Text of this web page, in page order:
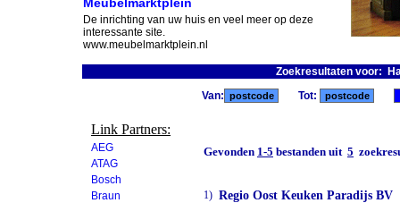
De inrichting van uw huis en veel meer op deze
interessante site.
www.meubelmarktplein.nl
Zoekresultaten voor:
Link Partners:
AEG
ATAG
Bosch
Braun
Van: Tot:
Gevonden 1-5 bestanden uit 5
1) Regio Oost Keuken Paradijs BV